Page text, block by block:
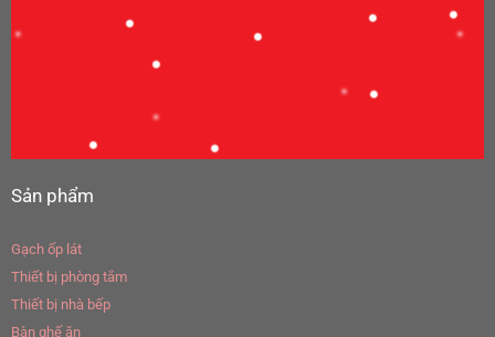
Sản phẩm
Gạch ốp lát
Thiết bị phòng tắm
Thiết bị nhà bếp
Bàn ghế ăn